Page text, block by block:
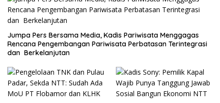
Jumpa Pers Bersama Media, Kadis Pariwisata Menggagas
Rencana Pengembangan Pariwisata Perbatasan Terintegrasi
dan Berkelanjutan